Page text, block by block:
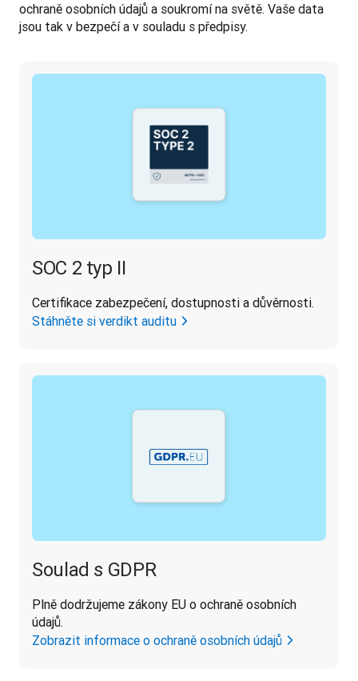
ochraně osobních údajů a soukromí na světě. Vaše data
jsou tak v bezpečí a v souladu s předpisy.
SOC 2 typ II
Certifikace zabezpečení, dostupnosti a důvěrnosti.
Stáhněte si verdikt auditu
Soulad s GDPR
Plně dodržujeme zákony EU o ochraně osobních
údajů.
Zobrazit informace o ochraně osobních údajů